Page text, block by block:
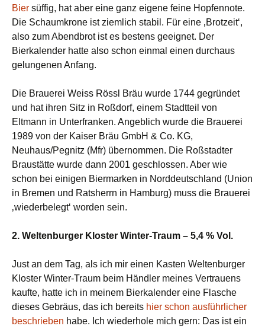
Bier süffig, hat aber eine ganz eigene feine Hopfennote.
Die Schaumkrone ist ziemlich stabil. Für eine ‚Brotzeit‘,
also zum Abendbrot ist es bestens geeignet. Der
Bierkalender hatte also schon einmal einen durchaus
gelungenen Anfang.
Die Brauerei Weiss Rössl Bräu wurde 1744 gegründet
und hat ihren Sitz in Roßdorf, einem Stadtteil von
Eltmann in Unterfranken. Angeblich wurde die Brauerei
1989 von der Kaiser Bräu GmbH & Co. KG,
Neuhaus/Pegnitz (Mfr) übernommen. Die Roßstadter
Braustätte wurde dann 2001 geschlossen. Aber wie
schon bei einigen Biermarken in Norddeutschland (Union
in Bremen und Ratsherrn in Hamburg) muss die Brauerei
‚wiederbelegt‘ worden sein.
2. Weltenburger Kloster Winter-Traum – 5,4 % Vol.
Just an dem Tag, als ich mir einen Kasten Weltenburger
Kloster Winter-Traum beim Händler meines Vertrauens
kaufte, hatte ich in meinem Bierkalender eine Flasche
dieses Gebräus, das ich bereits hier schon ausführlicher
beschrieben habe. Ich wiederhole mich gern: Das ist ein